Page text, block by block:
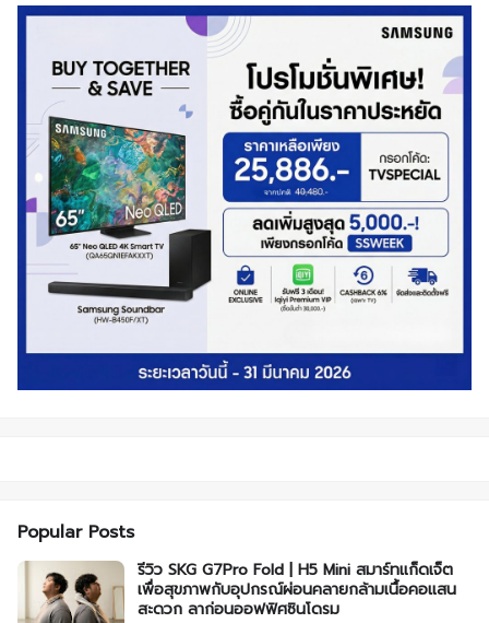
Popular Posts
รีวิว SKG G7Pro Fold | H5 Mini สมาร์ทแก็ดเจ็ต
เพื่อสุขภาพกับอุปกรณ์ผ่อนคลายกล้ามเนื้อคอแสน
สะดวก ลาก่อนออฟฟิศซินโดรม